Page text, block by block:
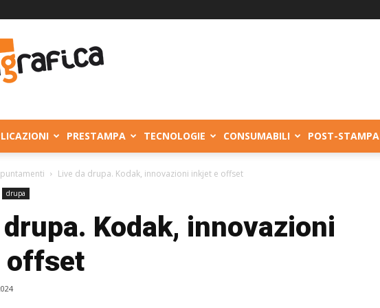
PRESTAMPA TECNOLOGIE CONSUMABILI POST-STAMPA
Live da drupa. Kodak, innovazioni inkjet e offset
drupa
Kodak, innovazioni
offset